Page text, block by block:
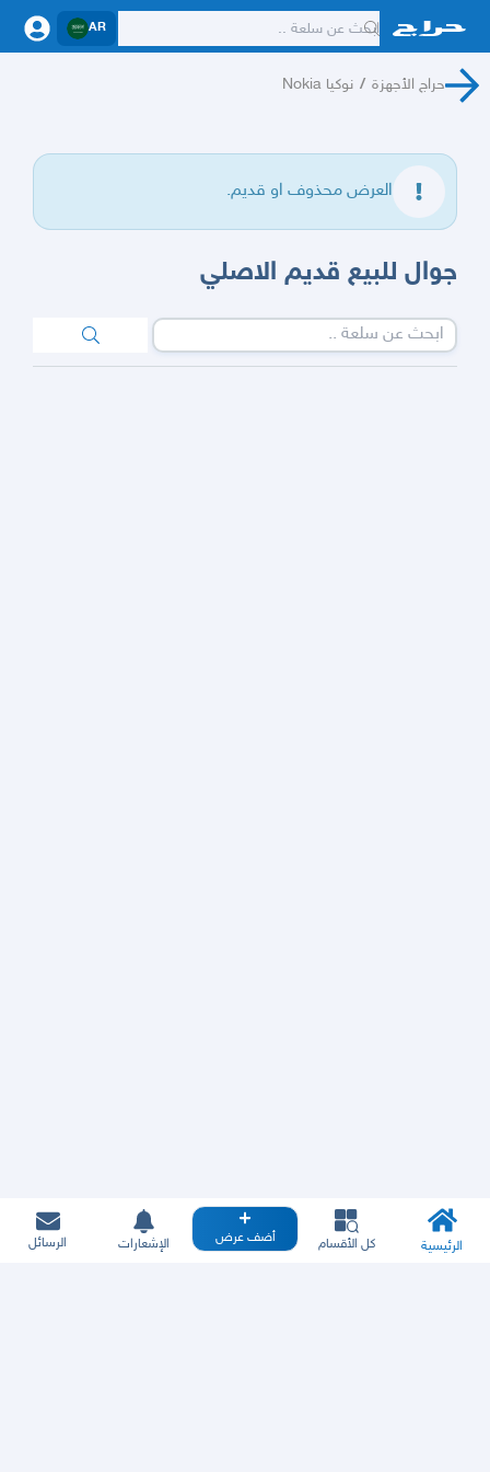
AR
حراج الأجهزة / نوكيا Nokia
العرض محذوف او قديم.
جوال للبيع قديم الاصلي
الرئيسية كل الأقسام أضف عرض الإشعارات الرسائل